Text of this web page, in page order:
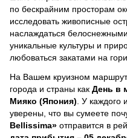
по бескрайним просторам
исследовать живописные
наслаждаться
уникальные культуры и
любоваться закатами на
На Вашем круизном
города и страны как День в
Мияко (Япония) . У
уверены, что вы сумеете
Bellissima» отправится в